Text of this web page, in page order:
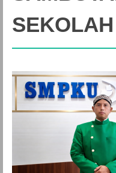
SEKOLAH